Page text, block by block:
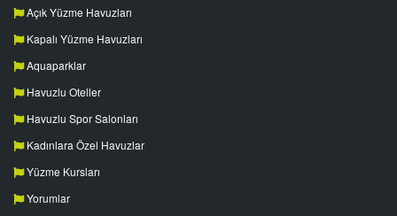
Açık Yüzme Havuzları
Kapalı Yüzme Havuzları
Aquaparklar
Havuzlu Oteller
Havuzlu Spor Salonları
Kadınlara Özel Havuzlar
Yüzme Kursları
Yorumlar